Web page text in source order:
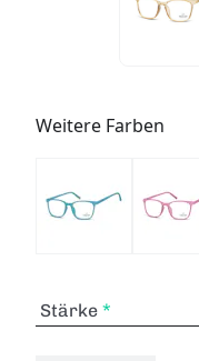
Weitere Farben
Stärke